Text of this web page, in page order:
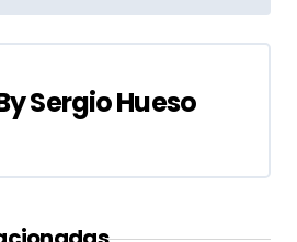
Sergio Hueso